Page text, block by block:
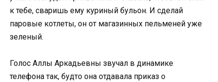
к тебе, сваришь ему куриный бульон. И сделай
паровые котлеты, он от магазинных пельменей уже
зеленый.
Голос Аллы Аркадьевны звучал в динамике
телефона так, будто она отдавала приказ о